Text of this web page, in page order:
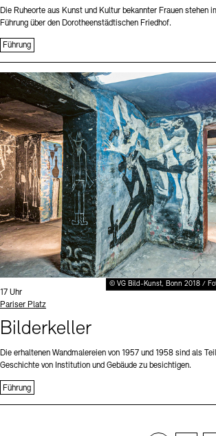
Die Ruheorte aus Kunst und Kultur bekannter Frauen stehen
Führung über den Dorotheenstädtischen Friedhof.
Führung
© VG Bild-Kunst, Bonn 2018 /
Uhrzeit:
17 Uhr
Standort
Pariser Platz
Bilderkeller
Die erhaltenen Wandmalereien von 1957 und 1958 sind als
Geschichte von Institution und Gebäude zu besichtigen.
Führung